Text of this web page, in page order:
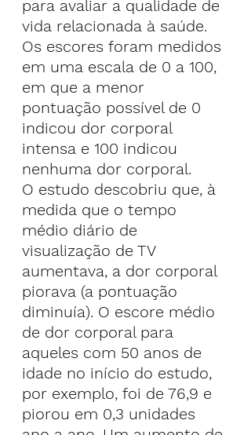
para avaliar a qualidade de
vida relacionada à saúde.
Os escores foram medidos
em uma escala de 0 a 100,
em que a menor
pontuação possível de 0
indicou dor corporal
intensa e 100 indicou
nenhuma dor corporal.
O estudo descobriu que, à
medida que o tempo
médio diário de
visualização de TV
aumentava, a dor corporal
piorava (a pontuação
diminuía). O escore médio
de dor corporal para
aqueles com 50 anos de
idade no início do estudo,
por exemplo, foi de 76,9 e
piorou em 0,3 unidades